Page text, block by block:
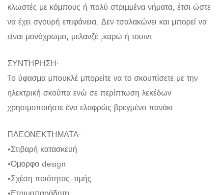
κλωστές με κόμπους ή πολύ στριμμένα νήματα, έτσι ώστε
να έχει σγουρή επιφάνεια. Δεν τσαλακώνει και μπορεί να
είναι μονόχρωμο, μελανζέ ,καρώ ή τουιντ.
ΣΥΝΤΗΡΗΣΗ:
Tο ύφασμα μπουκλέ μπορείτε να το σκουπίσετε με την
ηλεκτρική σκούπα ενώ σε περίπτωση λεκέδων
χρησιμοποιήστε ένα ελαφρώς βρεγμένο πανάκι.
ΠΛΕΟΝΕΚΤΗΜΑΤΑ:
•Στιβαρή κατασκευή
•Όμορφο design
•Σχέση ποιότητας-τιμής
•Ετοιμοπαράδοτη